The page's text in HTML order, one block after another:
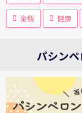
金銭 健康
パシン